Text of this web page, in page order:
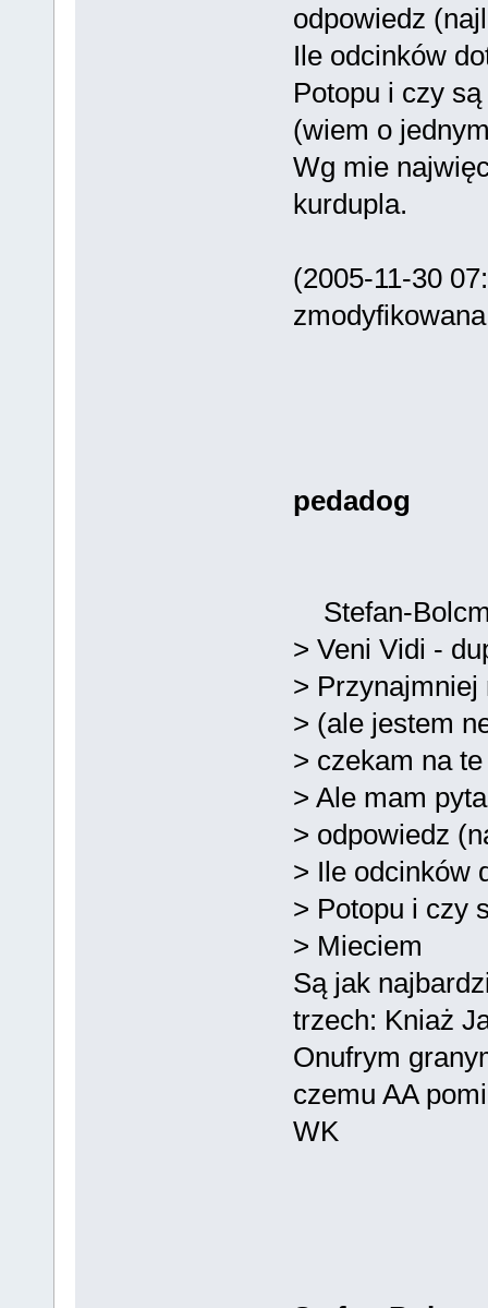
odpowiedz
Ile odcinków
Potopu i czy
(wiem o
Wg mie
kurdupla.
(2005-11-30
zmodyfikowana
pedadog
Stefan-
> Veni Vidi -
> Przynajmniej
> (ale jestem
> czekam na
> Ale mam
> odpowiedz
> Ile odcinków
> Potopu i czy
> Mieciem
Są jak
trzech: Kniaż
Onufrym
czemu AA
WK